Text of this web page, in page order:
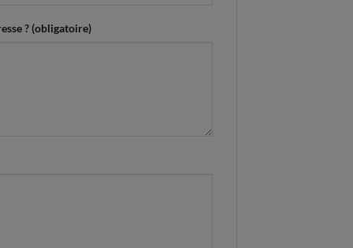
? (obligatoire)